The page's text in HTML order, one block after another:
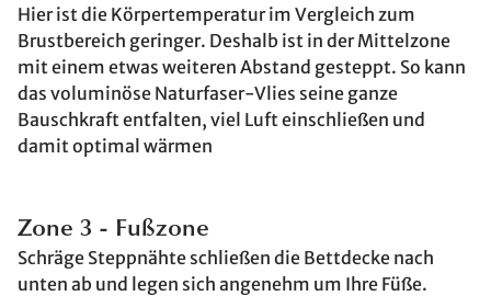
Hier ist die Körpertemperatur im Vergleich zum
Brustbereich geringer. Deshalb ist in der Mittelzone
mit einem etwas weiteren Abstand gesteppt. So kann
das voluminöse Naturfaser-Vlies seine ganze
Bauschkraft entfalten, viel Luft einschließen und
damit optimal wärmen
Zone 3 - Fußzone
Schräge Steppnähte schließen die Bettdecke nach
unten ab und legen sich angenehm um Ihre Füße.